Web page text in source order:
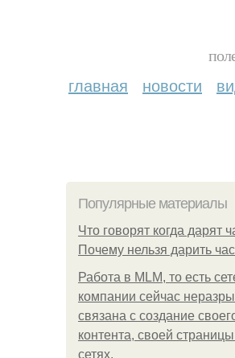
главная новости
Популярные материалы
Что говорят когда дарят
Почему нельзя дарить
Работа в MLM, то есть
компании сейчас
связана с создание
контента, своей
сетях.